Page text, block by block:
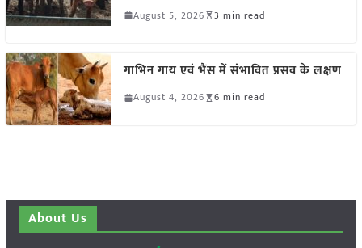
August 5, 2026 3 min read
गाभिन गाय एवं भैंस में संभावित प्रसव के लक्षण
August 4, 2026 6 min read
About Us